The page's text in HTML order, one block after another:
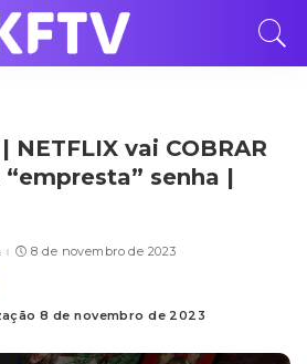
NETFLIX vai COBRAR
“empresta” senha |
8 de novembro de 2023
8 de novembro de 2023